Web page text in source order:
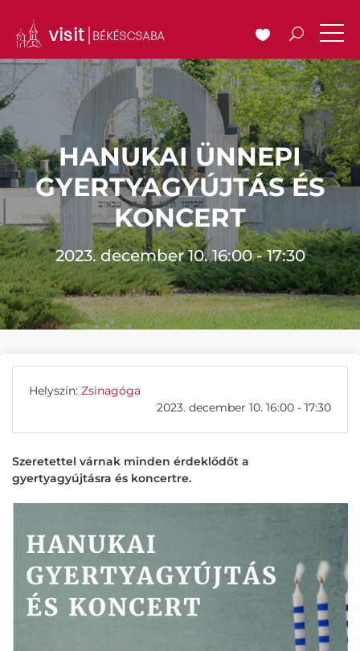
HANUKAI ÜNNEPI
GYERTYAGYÚJTÁS ÉS
KONCERT
2023. december 10. 16:00 - 17:30
Helyszín: Zsinagóga
2023. december 10. 16:00 - 17:30
Szeretettel várnak minden érdeklődőt a
gyertyagyújtásra és koncertre.